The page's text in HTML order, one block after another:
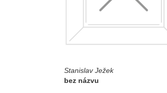
Stanislav Ježek
bez názvu